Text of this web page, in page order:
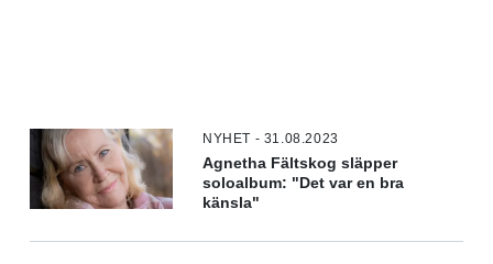
NYHET - 31.08.2023
Agnetha Fältskog släpper
soloalbum: "Det var en bra
känsla"